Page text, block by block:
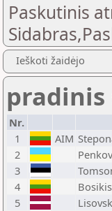
Paskutinis
Ieškoti žaidėjo
pradinis
Nr.
1
AIM
2
3
4
5